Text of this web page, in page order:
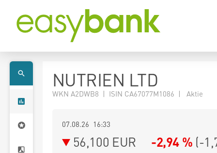
NUTRIEN LTD
WKN A2DWB8 | ISIN CA67077M1086 | Aktie
07.08.26 16:33
56,100 EUR -2,94 % (-